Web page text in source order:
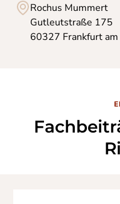
Rochus Mummert
Gutleutstraße 175
60327 Frankfurt am